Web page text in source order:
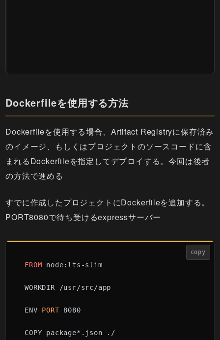
Dockerfileを使用する方法
Dockerfileを使用する場合、Artifact Registryに保存済み
のイメージ、もしくはプロジェクトのソースコードに含
まれるDockerfileを指定してデプロイする。今回は後者
の方法で進める
すでに作成したプロジェクトにDockerfileを追加する。
PORT8080で待ち受けるexpressサーバー
copy
FROM node:lts-slim
WORKDIR /usr/src/app
ENV PORT 8080
COPY package*.json ./